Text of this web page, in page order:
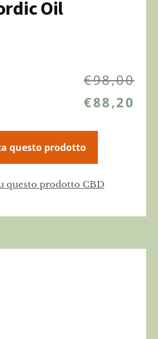
Oil
€98,00
€88,20
questo prodotto
questo prodotto CBD